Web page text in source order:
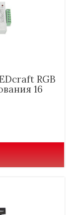
RGB
16